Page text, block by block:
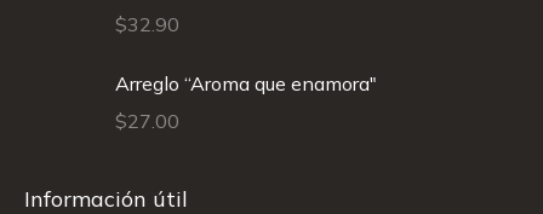
$32.90
Arreglo “Aroma que enamora"
$27.00
Información útil